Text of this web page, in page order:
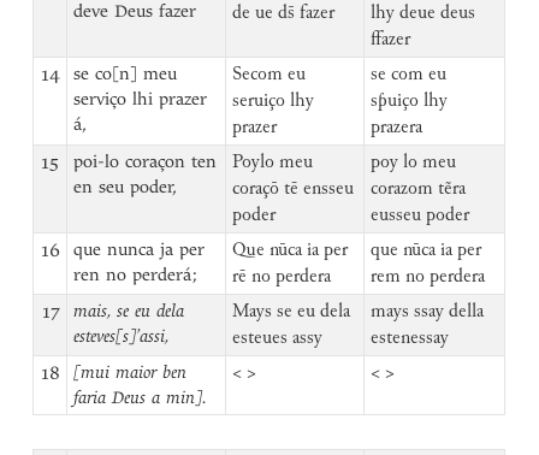
deve Deus fazer
de ue ds̄ fazer
lhy deue deus
ffazer
14
se co[n] meu
serviço lhi prazer
á,
Secom eu
seruiço lhy
prazer
se com eu
sƥuiço lhy
prazera
15
poi-lo coraçon ten
en seu poder,
Poylo meu
coraçō tē ensseu
poder
poy lo meu
corazom tẽra
eusseu poder
16
que nunca ja per
ren no perderá;
Que nūca ia per
rē no perdera
que nūca ia per
rem no perdera
17
mais, se eu dela
esteves[s]’assi,
Mays se eu dela
esteues assy
mays ssay della
estenessay
18
[mui maior ben
faria Deus a min].
< > < >